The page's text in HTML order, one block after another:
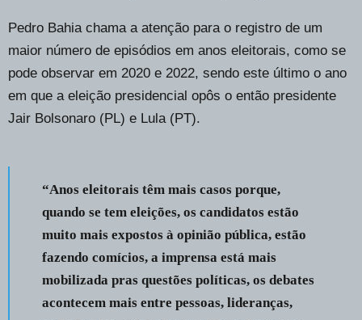
Pedro Bahia chama a atenção para o registro de um
maior número de episódios em anos eleitorais, como se
pode observar em 2020 e 2022, sendo este último o ano
em que a eleição presidencial opôs o então presidente
Jair Bolsonaro (PL) e Lula (PT).
“Anos eleitorais têm mais casos porque,
quando se tem eleições, os candidatos estão
muito mais expostos à opinião pública, estão
fazendo comícios, a imprensa está mais
mobilizada pras questões políticas, os debates
acontecem mais entre pessoas, lideranças,